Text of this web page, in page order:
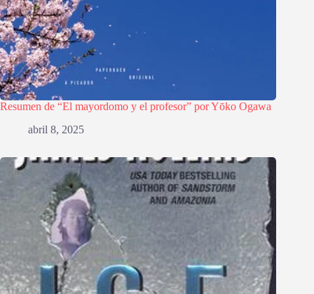
Resumen de “El mayordomo y el profesor” por Yōko Ogawa
abril 8, 2025